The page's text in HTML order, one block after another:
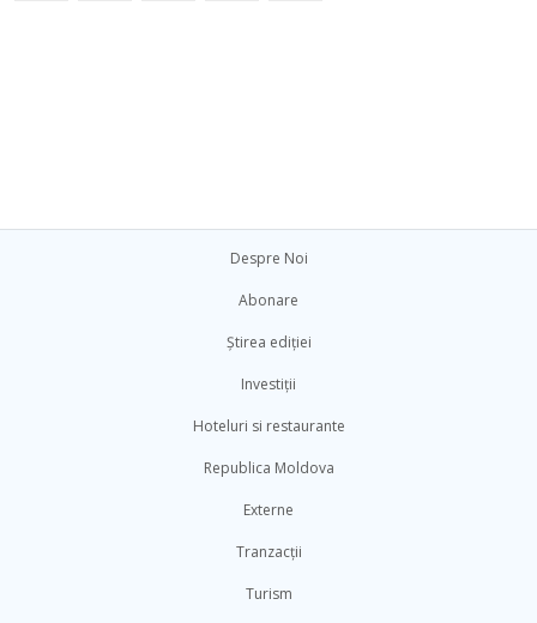
Despre Noi
Abonare
Știrea ediției
Investiții
Hoteluri si restaurante
Republica Moldova
Externe
Tranzacții
Turism